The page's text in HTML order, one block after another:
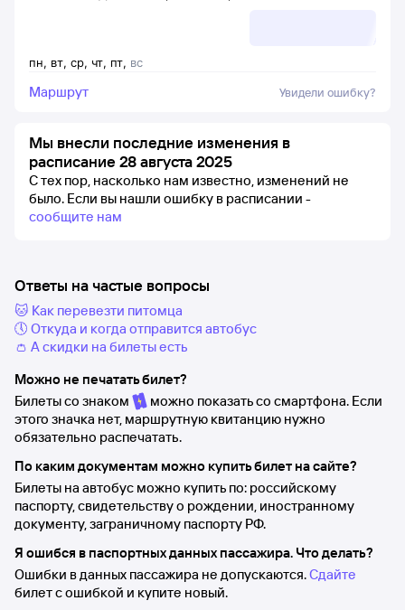
пн, вт, ср, чт, пт, вс
Маршрут Увидели ошибку?
Мы внесли последние изменения в
расписание 28 августа 2025
С тех пор, насколько нам известно, изменений не
было. Если вы нашли ошибку в расписании -
сообщите нам
Ответы на частые вопросы
🐱 Как перевезти питомца
🕔 Откуда и когда отправится автобус
👛 А скидки на билеты есть
Можно не печатать билет?
Билеты со знаком
можно показать со смартфона. Если
этого значка нет, маршрутную квитанцию нужно
обязательно распечатать.
По каким документам можно купить билет на сайте?
Билеты на автобус можно купить по: российскому
паспорту, свидетельству о рождении, иностранному
документу, заграничному паспорту РФ.
Я ошибся в паспортных данных пассажира. Что делать?
Ошибки в данных пассажира не допускаются.Сдайте
билет с ошибкой и купите новый.